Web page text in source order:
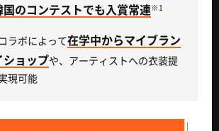
国のコンテストでも入賞常連※1
ラボによって在学中からマイブラン
ショップや、アーティストへの衣装提
現可能